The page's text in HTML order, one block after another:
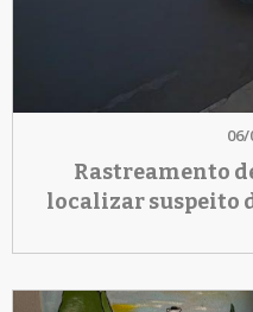
Rastreamento
localizar suspeito